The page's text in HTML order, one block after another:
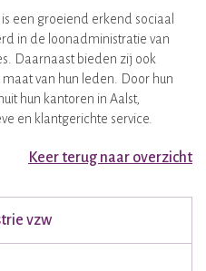
een groeiend erkend sociaal
in de loonadministratie van
Daarnaast bieden zij ook
van hun leden. Door hun
hun kantoren in Aalst,
en klantgerichte service.
Keer terug naar overzicht
vzw